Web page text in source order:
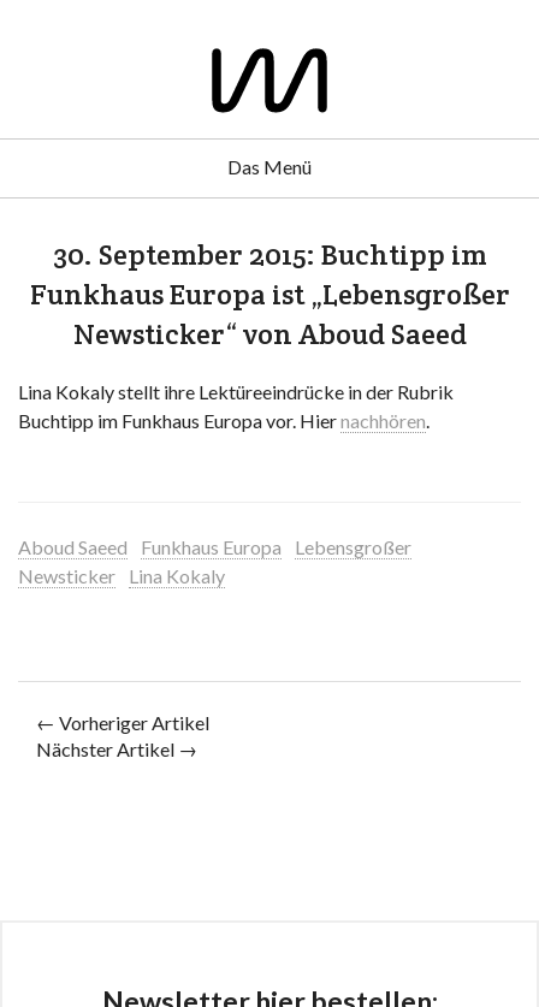
Das Menü
30. September 2015: Buchtipp im
Funkhaus Europa ist „Lebensgroßer
Newsticker“ von Aboud Saeed
Lina Kokaly stellt ihre Lektüreeindrücke in der Rubrik
Buchtipp im Funkhaus Europa vor. Hiernachhören.
Aboud Saeed Funkhaus Europa
Lebensgroßer
Newsticker
Lina Kokaly
← Vorheriger Artikel
Nächster Artikel →